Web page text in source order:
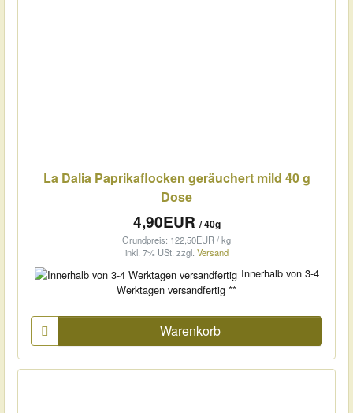
La Dalia Paprikaflocken geräuchert mild 40 g
Dose
4,90EUR / 40g
Grundpreis: 122,50EUR / kg
inkl. 7% USt. zzgl. Versand
Innerhalb von 3-4
Werktagen versandfertig **
Warenkorb